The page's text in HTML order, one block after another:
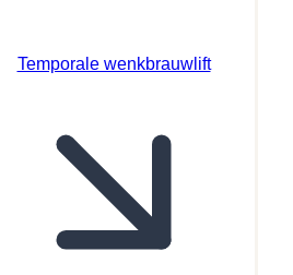
Temporale wenkbrauwlift